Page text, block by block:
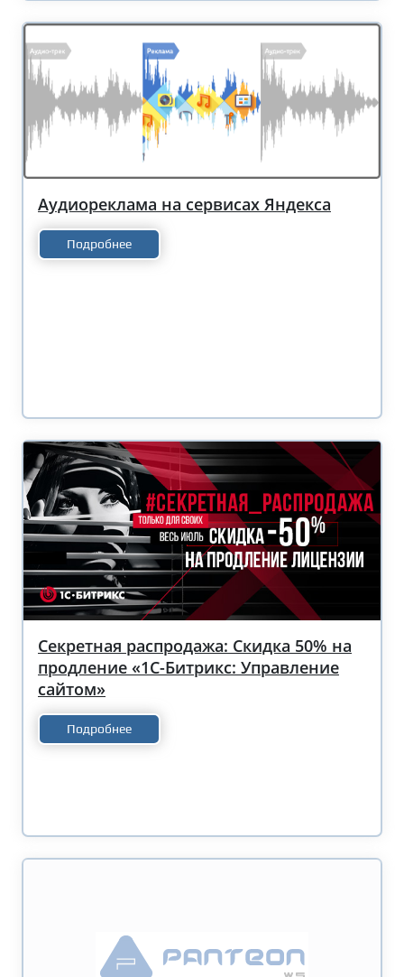
Аудиореклама на сервисах Яндекса
Подробнее
Секретная распродажа: Скидка 50% на
продление «1С-Битрикс: Управление
сайтом»
Подробнее